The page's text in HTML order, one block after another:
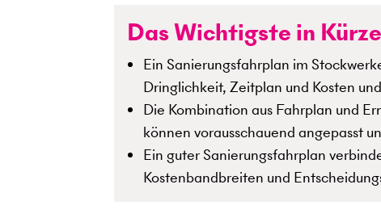
Das Wichtigste in Kürze
Ein Sanierungsfahrplan im
Dringlichkeit, Zeitplan und Kosten
Die Kombination aus Fahrplan und
können vorausschauend angepasst
Ein guter Sanierungsfahrplan
Kostenbandbreiten und